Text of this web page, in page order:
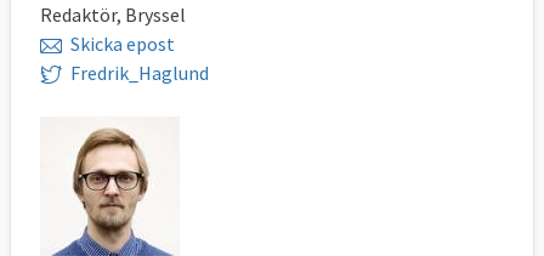
Redaktör, Bryssel
Skicka epost
Fredrik_Haglund